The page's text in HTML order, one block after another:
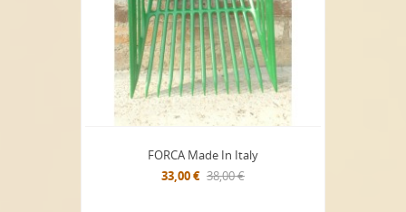
FORCA Made In Italy
33,00 € 38,00 €